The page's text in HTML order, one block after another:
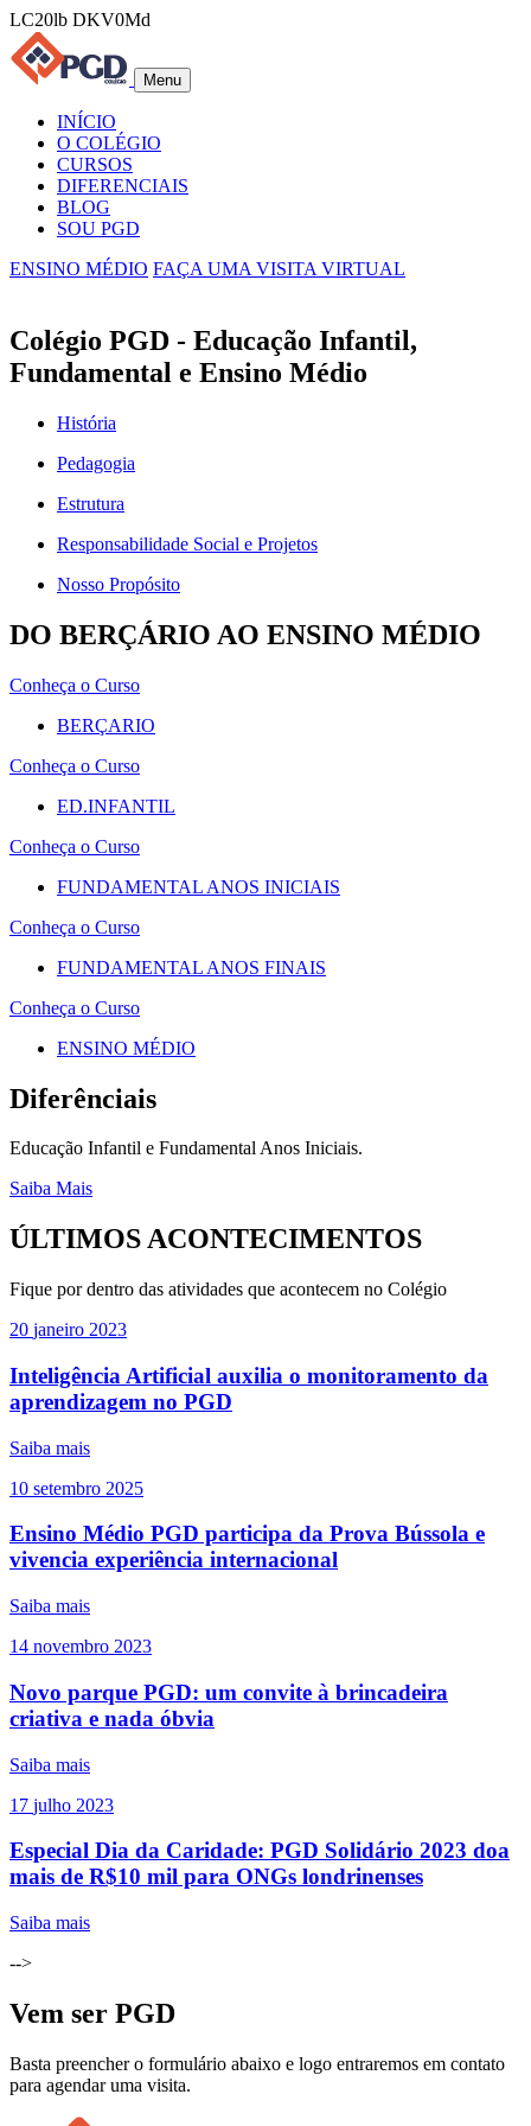
LC20lb DKV0Md
Menu
INÍCIO
O COLÉGIO
CURSOS
DIFERENCIAIS
BLOG
SOU PGD
ENSINO MÉDIO FAÇA UMA VISITA VIRTUAL
Colégio PGD - Educação Infantil,
Fundamental e Ensino Médio
História
Pedagogia
Estrutura
Responsabilidade Social e Projetos
Nosso Propósito
DO BERÇÁRIO AO ENSINO MÉDIO
Conheça o Curso
BERÇARIO
Conheça o Curso
ED.INFANTIL
Conheça o Curso
FUNDAMENTAL ANOS INICIAIS
Conheça o Curso
FUNDAMENTAL ANOS FINAIS
Conheça o Curso
ENSINO MÉDIO
Diferênciais
Educação Infantil e Fundamental Anos Iniciais.
Saiba Mais
ÚLTIMOS ACONTECIMENTOS
Fique por dentro das atividades que acontecem no Colégio
20 janeiro 2023
Inteligência Artificial auxilia o monitoramento da
aprendizagem no PGD
Saiba mais
10 setembro 2025
Ensino Médio PGD participa da Prova Bússola e
vivencia experiência internacional
Saiba mais
14 novembro 2023
Novo parque PGD: um convite à brincadeira
criativa e nada óbvia
Saiba mais
17 julho 2023
Especial Dia da Caridade: PGD Solidário 2023 doa
mais de R$10 mil para ONGs londrinenses
Saiba mais
-->
Vem ser PGD
Basta preencher o formulário abaixo e logo entraremos em contato
para agendar uma visita.